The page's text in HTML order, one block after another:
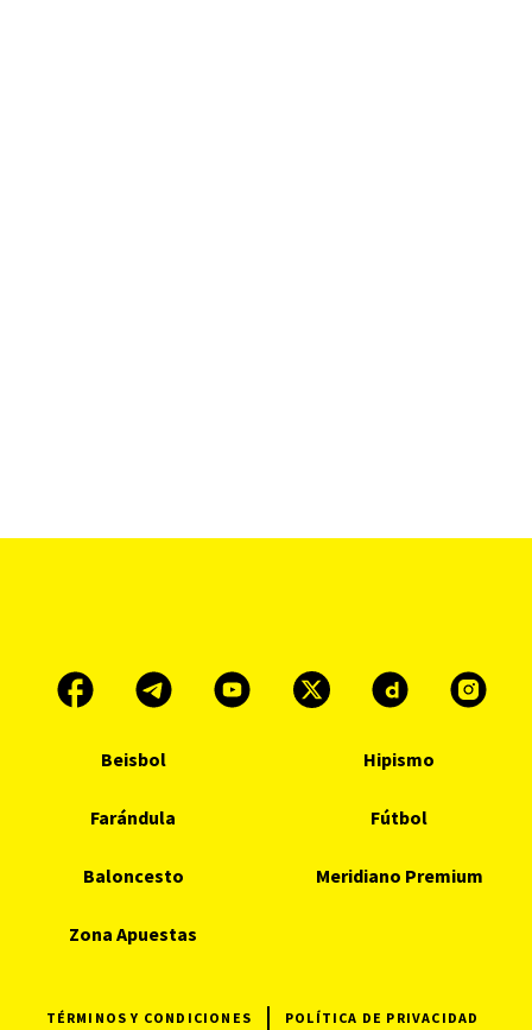
Beisbol Hipismo
Farándula Fútbol
Baloncesto Meridiano Premium
Zona Apuestas
TÉRMINOS Y CONDICIONES POLÍTICA DE PRIVACIDAD